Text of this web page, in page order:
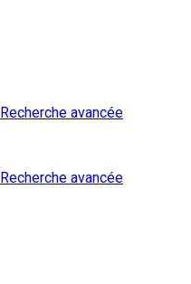
Recherche avancée
Recherche avancée